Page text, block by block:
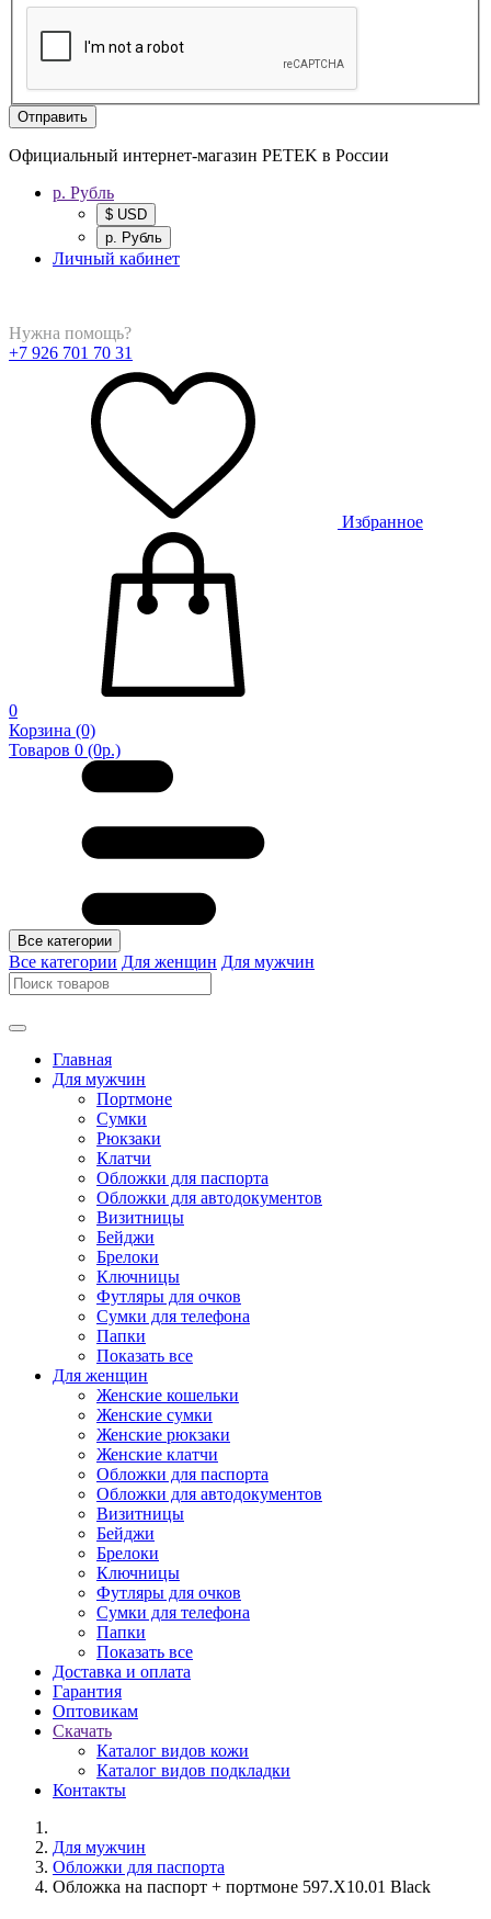
Отправить
Официальный интернет-магазин PETEK в России
р. Рубль
$ USD
р. Рубль
Личный кабинет
Нужна помощь?
+7 926 701 70 31
Избранное
0
Корзина (0)
Товаров 0 (0р.)
Все категории
Все категории Для женщин Для мужчин
Главная
Для мужчин
Портмоне
Сумки
Рюкзаки
Клатчи
Обложки для паспорта
Обложки для автодокументов
Визитницы
Бейджи
Брелоки
Ключницы
Футляры для очков
Сумки для телефона
Папки
Показать все
Для женщин
Женские кошельки
Женские сумки
Женские рюкзаки
Женские клатчи
Обложки для паспорта
Обложки для автодокументов
Визитницы
Бейджи
Брелоки
Ключницы
Футляры для очков
Сумки для телефона
Папки
Показать все
Доставка и оплата
Гарантия
Оптовикам
Скачать
Каталог видов кожи
Каталог видов подкладки
Контакты
Для мужчин
Обложки для паспорта
Обложка на паспорт + портмоне 597.X10.01 Black